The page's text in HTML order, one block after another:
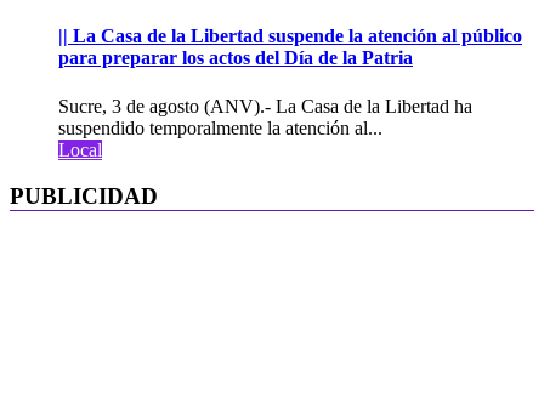
|| La Casa de la Libertad suspende la atención al público
para preparar los actos del Día de la Patria
Sucre, 3 de agosto (ANV).- La Casa de la Libertad ha
suspendido temporalmente la atención al...
Local
PUBLICIDAD